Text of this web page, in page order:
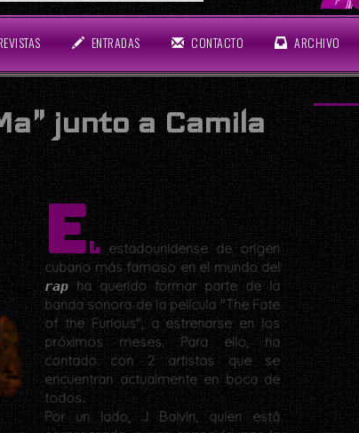
ENTRADAS CONTACTO ARCHIVO
junto a Camila
Elestadounidense de origen
cubano más famoso en el mundo del
rapha querido formar parte de la
banda sonora de la película "The Fate
of the Furious", a estrenarse en los
próximos meses. Para ello, ha
contado con 2 artistas que se
encuentran actualmente en boca de
todos.
Por un lado, J Balvin, quien está